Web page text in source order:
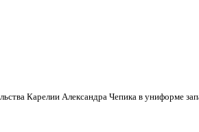
Карелии Александра Чепика в униформе